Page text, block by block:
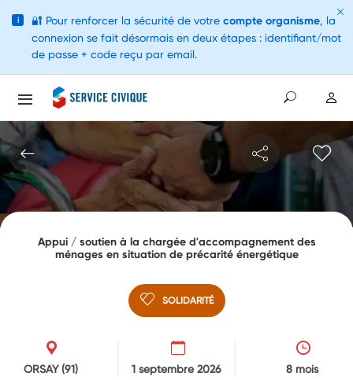
Appui / soutien à la chargée d'accompagnement des
ménages en situation de précarité énergétique
SOLIDARITÉ
ORSAY(91) 1 septembre 2026 8 mois
i 🔐 Pour renforcer la sécurité de votre compte organisme, la
connexion se fait désormais en deux étapes : identifiant/mot
de passe + code reçu par email.